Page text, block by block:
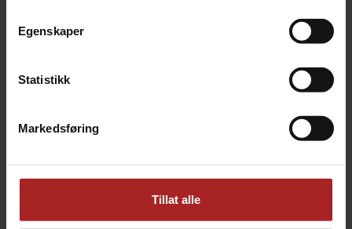
Egenskaper
Statistikk
Markedsføring
Tillat alle